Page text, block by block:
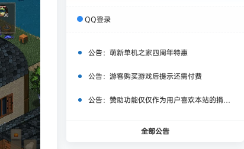
QQ登录
公告： 萌新单机之家四周年特惠
公告： 游客购买游戏后提示还需付费
公告： 赞助功能仅仅作为用户喜欢本站的捐赠打赏功能，同时赞助费用也将作为服务器费用,网盘扩容费用等，所有内容不作为商业行为。
全部公告